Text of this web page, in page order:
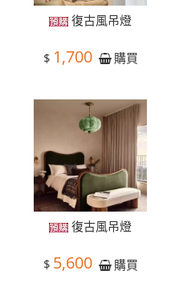
復古風吊燈
$ 1,700 購買
復古風吊燈
$ 5,600 購買